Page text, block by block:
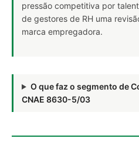
pressão competitiva por
de gestores de RH uma
marca empregadora.
O que faz o segmento de
CNAE 8630-5/03